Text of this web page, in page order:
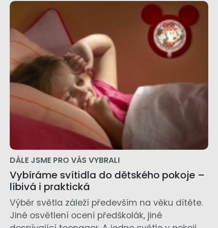
DÁLE JSME PRO VÁS VYBRALI
Vybíráme svítidla do dětského pokoje –
líbivá i praktická
Výběr světla záleží především na věku dítěte.
Jiné osvětlení ocení předškolák, jiné